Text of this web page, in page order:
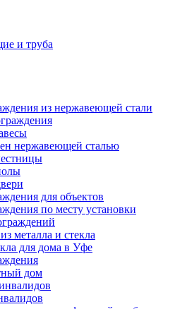
и труба
из нержавеющей стали
нержавеющей сталью
для объектов
по месту установки
металла и стекла
для дома в Уфе
дом